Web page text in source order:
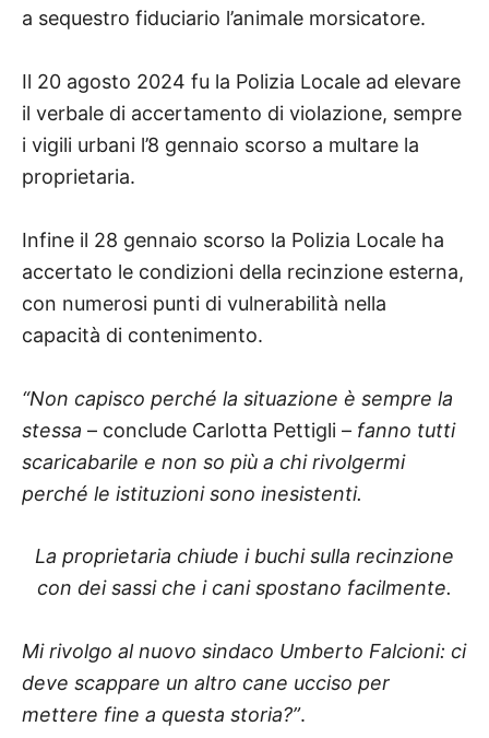
a sequestro fiduciario l’animale morsicatore.
Il 20 agosto 2024 fu la Polizia Locale ad elevare
il verbale di accertamento di violazione, sempre
i vigili urbani l’8 gennaio scorso a multare la
proprietaria.
Infine il 28 gennaio scorso la Polizia Locale ha
accertato le condizioni della recinzione esterna,
con numerosi punti di vulnerabilità nella
capacità di contenimento.
“Non capisco perché la situazione è sempre la
stessa – conclude Carlotta Pettigli – fanno tutti
scaricabarile e non so più a chi rivolgermi
perché le istituzioni sono inesistenti.
La proprietaria chiude i buchi sulla recinzione
con dei sassi che i cani spostano facilmente.
Mi rivolgo al nuovo sindaco Umberto Falcioni: ci
deve scappare un altro cane ucciso per
mettere fine a questa storia?”.